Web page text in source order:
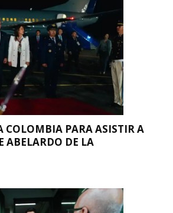
COLOMBIA PARA ASISTIR A
ABELARDO DE LA